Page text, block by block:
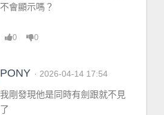
不會顯示嗎？
0 0
PONY · 2026-04-14 17:54
我剛發現他是同時有劍跟就不見
了